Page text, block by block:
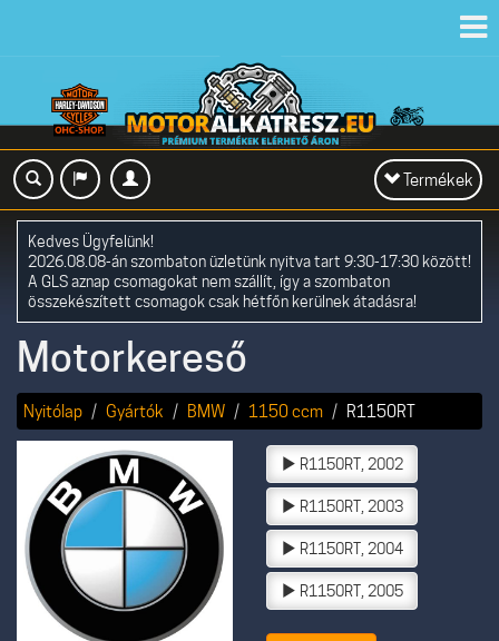
Toggle
navigation
Termékek
Kedves Ügyfelünk!
2026.08.08-án szombaton üzletünk nyitva tart 9:30-17:30 között!
A GLS aznap csomagokat nem szállít, így a szombaton
összekészített csomagok csak hétfőn kerülnek átadásra!
Motorkereső
Nyitólap Gyártók BMW 1150 ccm R1150RT
R1150RT, 2002
R1150RT, 2003
R1150RT, 2004
R1150RT, 2005